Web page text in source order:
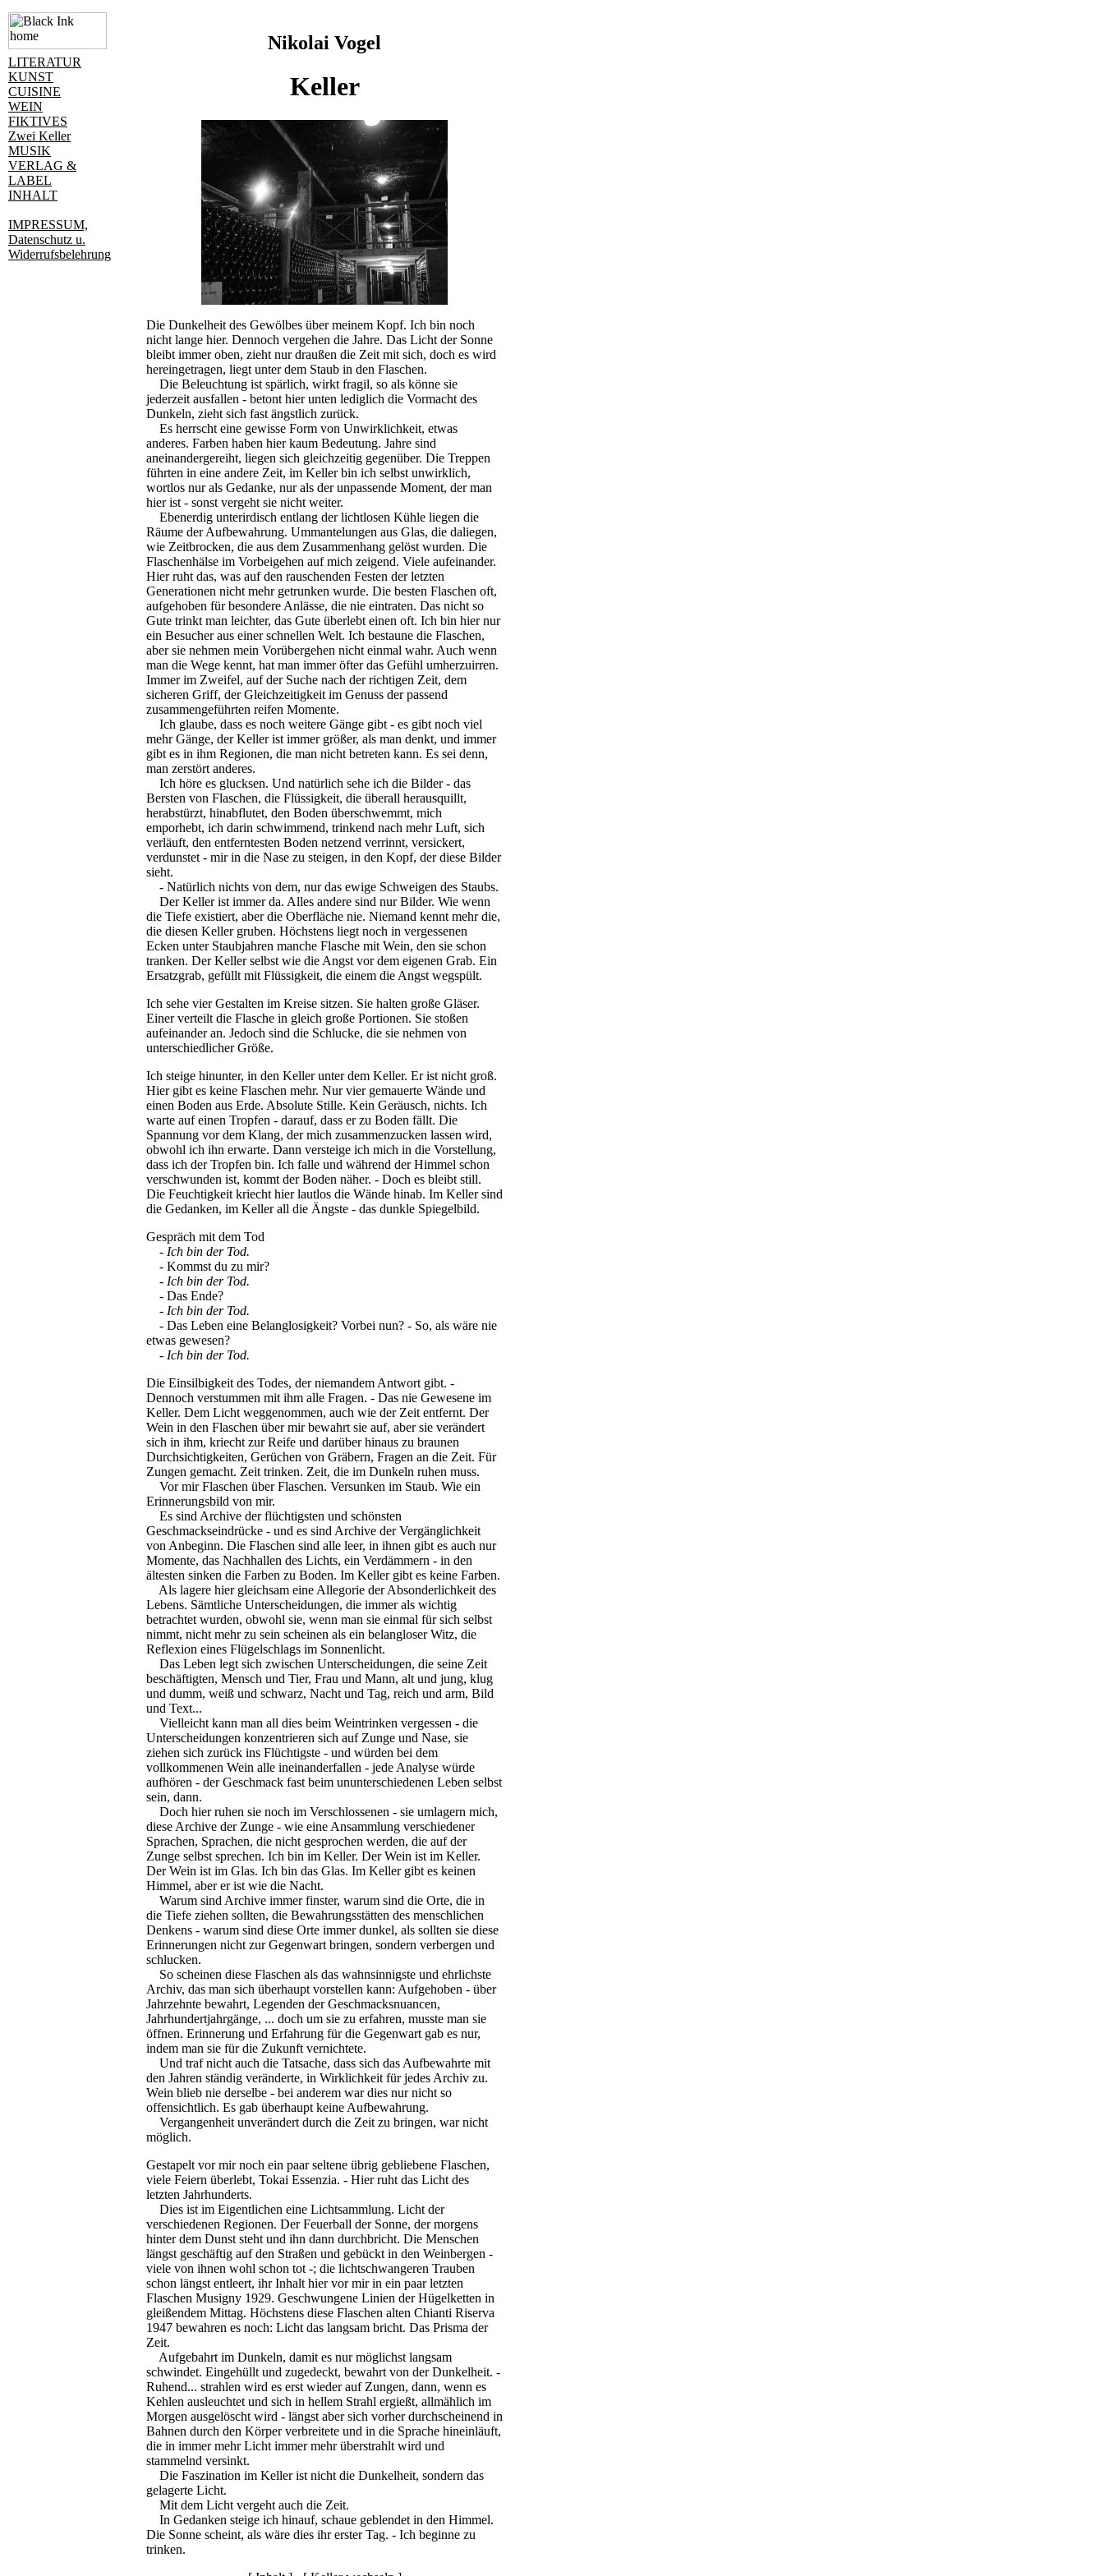
LITERATUR
KUNST
CUISINE
WEIN
FIKTIVES
Zwei Keller
MUSIK
VERLAG &
LABEL
INHALT
IMPRESSUM,
Datenschutz u.
Widerrufsbelehrung
Nikolai Vogel
Keller
Die Dunkelheit des Gewölbes über meinem Kopf. Ich bin noch
nicht lange hier. Dennoch vergehen die Jahre. Das Licht der Sonne
bleibt immer oben, zieht nur draußen die Zeit mit sich, doch es wird
hereingetragen, liegt unter dem Staub in den Flaschen.
Die Beleuchtung ist spärlich, wirkt fragil, so als könne sie
jederzeit ausfallen - betont hier unten lediglich die Vormacht des
Dunkeln, zieht sich fast ängstlich zurück.
Es herrscht eine gewisse Form von Unwirklichkeit, etwas
anderes. Farben haben hier kaum Bedeutung. Jahre sind
aneinandergereiht, liegen sich gleichzeitig gegenüber. Die Treppen
führten in eine andere Zeit, im Keller bin ich selbst unwirklich,
wortlos nur als Gedanke, nur als der unpassende Moment, der man
hier ist - sonst vergeht sie nicht weiter.
Ebenerdig unterirdisch entlang der lichtlosen Kühle liegen die
Räume der Aufbewahrung. Ummantelungen aus Glas, die daliegen,
wie Zeitbrocken, die aus dem Zusammenhang gelöst wurden. Die
Flaschenhälse im Vorbeigehen auf mich zeigend. Viele aufeinander.
Hier ruht das, was auf den rauschenden Festen der letzten
Generationen nicht mehr getrunken wurde. Die besten Flaschen oft,
aufgehoben für besondere Anlässe, die nie eintraten. Das nicht so
Gute trinkt man leichter, das Gute überlebt einen oft. Ich bin hier nur
ein Besucher aus einer schnellen Welt. Ich bestaune die Flaschen,
aber sie nehmen mein Vorübergehen nicht einmal wahr. Auch wenn
man die Wege kennt, hat man immer öfter das Gefühl umherzuirren.
Immer im Zweifel, auf der Suche nach der richtigen Zeit, dem
sicheren Griff, der Gleichzeitigkeit im Genuss der passend
zusammengeführten reifen Momente.
Ich glaube, dass es noch weitere Gänge gibt - es gibt noch viel
mehr Gänge, der Keller ist immer größer, als man denkt, und immer
gibt es in ihm Regionen, die man nicht betreten kann. Es sei denn,
man zerstört anderes.
Ich höre es glucksen. Und natürlich sehe ich die Bilder - das
Bersten von Flaschen, die Flüssigkeit, die überall herausquillt,
herabstürzt, hinabflutet, den Boden überschwemmt, mich
emporhebt, ich darin schwimmend, trinkend nach mehr Luft, sich
verläuft, den entferntesten Boden netzend verrinnt, versickert,
verdunstet - mir in die Nase zu steigen, in den Kopf, der diese Bilder
sieht.
- Natürlich nichts von dem, nur das ewige Schweigen des Staubs.
Der Keller ist immer da. Alles andere sind nur Bilder. Wie wenn
die Tiefe existiert, aber die Oberfläche nie. Niemand kennt mehr die,
die diesen Keller gruben. Höchstens liegt noch in vergessenen
Ecken unter Staubjahren manche Flasche mit Wein, den sie schon
tranken. Der Keller selbst wie die Angst vor dem eigenen Grab. Ein
Ersatzgrab, gefüllt mit Flüssigkeit, die einem die Angst wegspült.
Ich sehe vier Gestalten im Kreise sitzen. Sie halten große Gläser.
Einer verteilt die Flasche in gleich große Portionen. Sie stoßen
aufeinander an. Jedoch sind die Schlucke, die sie nehmen von
unterschiedlicher Größe.
Ich steige hinunter, in den Keller unter dem Keller. Er ist nicht groß.
Hier gibt es keine Flaschen mehr. Nur vier gemauerte Wände und
einen Boden aus Erde. Absolute Stille. Kein Geräusch, nichts. Ich
warte auf einen Tropfen - darauf, dass er zu Boden fällt. Die
Spannung vor dem Klang, der mich zusammenzucken lassen wird,
obwohl ich ihn erwarte. Dann versteige ich mich in die Vorstellung,
dass ich der Tropfen bin. Ich falle und während der Himmel schon
verschwunden ist, kommt der Boden näher. - Doch es bleibt still.
Die Feuchtigkeit kriecht hier lautlos die Wände hinab. Im Keller sind
die Gedanken, im Keller all die Ängste - das dunkle Spiegelbild.
Gespräch mit dem Tod
- Ich bin der Tod.
- Kommst du zu mir?
- Ich bin der Tod.
- Das Ende?
- Ich bin der Tod.
- Das Leben eine Belanglosigkeit? Vorbei nun? - So, als wäre nie
etwas gewesen?
- Ich bin der Tod.
Die Einsilbigkeit des Todes, der niemandem Antwort gibt. -
Dennoch verstummen mit ihm alle Fragen. - Das nie Gewesene im
Keller. Dem Licht weggenommen, auch wie der Zeit entfernt. Der
Wein in den Flaschen über mir bewahrt sie auf, aber sie verändert
sich in ihm, kriecht zur Reife und darüber hinaus zu braunen
Durchsichtigkeiten, Gerüchen von Gräbern, Fragen an die Zeit. Für
Zungen gemacht. Zeit trinken. Zeit, die im Dunkeln ruhen muss.
Vor mir Flaschen über Flaschen. Versunken im Staub. Wie ein
Erinnerungsbild von mir.
Es sind Archive der flüchtigsten und schönsten
Geschmackseindrücke - und es sind Archive der Vergänglichkeit
von Anbeginn. Die Flaschen sind alle leer, in ihnen gibt es auch nur
Momente, das Nachhallen des Lichts, ein Verdämmern - in den
ältesten sinken die Farben zu Boden. Im Keller gibt es keine Farben.
Als lagere hier gleichsam eine Allegorie der Absonderlichkeit des
Lebens. Sämtliche Unterscheidungen, die immer als wichtig
betrachtet wurden, obwohl sie, wenn man sie einmal für sich selbst
nimmt, nicht mehr zu sein scheinen als ein belangloser Witz, die
Reflexion eines Flügelschlags im Sonnenlicht.
Das Leben legt sich zwischen Unterscheidungen, die seine Zeit
beschäftigten, Mensch und Tier, Frau und Mann, alt und jung, klug
und dumm, weiß und schwarz, Nacht und Tag, reich und arm, Bild
und Text...
Vielleicht kann man all dies beim Weintrinken vergessen - die
Unterscheidungen konzentrieren sich auf Zunge und Nase, sie
ziehen sich zurück ins Flüchtigste - und würden bei dem
vollkommenen Wein alle ineinanderfallen - jede Analyse würde
aufhören - der Geschmack fast beim ununterschiedenen Leben selbst
sein, dann.
Doch hier ruhen sie noch im Verschlossenen - sie umlagern mich,
diese Archive der Zunge - wie eine Ansammlung verschiedener
Sprachen, Sprachen, die nicht gesprochen werden, die auf der
Zunge selbst sprechen. Ich bin im Keller. Der Wein ist im Keller.
Der Wein ist im Glas. Ich bin das Glas. Im Keller gibt es keinen
Himmel, aber er ist wie die Nacht.
Warum sind Archive immer finster, warum sind die Orte, die in
die Tiefe ziehen sollten, die Bewahrungsstätten des menschlichen
Denkens - warum sind diese Orte immer dunkel, als sollten sie diese
Erinnerungen nicht zur Gegenwart bringen, sondern verbergen und
schlucken.
So scheinen diese Flaschen als das wahnsinnigste und ehrlichste
Archiv, das man sich überhaupt vorstellen kann: Aufgehoben - über
Jahrzehnte bewahrt, Legenden der Geschmacksnuancen,
Jahrhundertjahrgänge, ... doch um sie zu erfahren, musste man sie
öffnen. Erinnerung und Erfahrung für die Gegenwart gab es nur,
indem man sie für die Zukunft vernichtete.
Und traf nicht auch die Tatsache, dass sich das Aufbewahrte mit
den Jahren ständig veränderte, in Wirklichkeit für jedes Archiv zu.
Wein blieb nie derselbe - bei anderem war dies nur nicht so
offensichtlich. Es gab überhaupt keine Aufbewahrung.
Vergangenheit unverändert durch die Zeit zu bringen, war nicht
möglich.
Gestapelt vor mir noch ein paar seltene übrig gebliebene Flaschen,
viele Feiern überlebt, Tokai Essenzia. - Hier ruht das Licht des
letzten Jahrhunderts.
Dies ist im Eigentlichen eine Lichtsammlung. Licht der
verschiedenen Regionen. Der Feuerball der Sonne, der morgens
hinter dem Dunst steht und ihn dann durchbricht. Die Menschen
längst geschäftig auf den Straßen und gebückt in den Weinbergen -
viele von ihnen wohl schon tot -; die lichtschwangeren Trauben
schon längst entleert, ihr Inhalt hier vor mir in ein paar letzten
Flaschen Musigny 1929. Geschwungene Linien der Hügelketten in
gleißendem Mittag. Höchstens diese Flaschen alten Chianti Riserva
1947 bewahren es noch: Licht das langsam bricht. Das Prisma der
Zeit.
Aufgebahrt im Dunkeln, damit es nur möglichst langsam
schwindet. Eingehüllt und zugedeckt, bewahrt von der Dunkelheit. -
Ruhend... strahlen wird es erst wieder auf Zungen, dann, wenn es
Kehlen ausleuchtet und sich in hellem Strahl ergießt, allmählich im
Morgen ausgelöscht wird - längst aber sich vorher durchscheinend in
Bahnen durch den Körper verbreitete und in die Sprache hineinläuft,
die in immer mehr Licht immer mehr überstrahlt wird und
stammelnd versinkt.
Die Faszination im Keller ist nicht die Dunkelheit, sondern das
gelagerte Licht.
Mit dem Licht vergeht auch die Zeit.
In Gedanken steige ich hinauf, schaue geblendet in den Himmel.
Die Sonne scheint, als wäre dies ihr erster Tag. - Ich beginne zu
trinken.